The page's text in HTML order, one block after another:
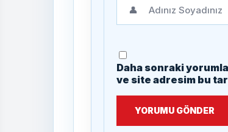
👤
Daha sonraki
ve site adresim bu
YORUMU GÖNDER